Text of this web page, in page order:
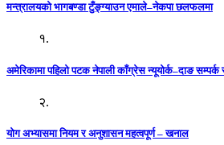
मन्त्रालयको भागबण्डा टुँङ्ग्याउन एमाले–नेकपा छलफलमा
१.
अमेरिकामा पहिलो पटक नेपाली काँग्रेस न्यूयोर्क–दाङ सम्पर्क
२.
योग अभ्यासमा नियम र अनुशासन महत्वपूर्ण – खनाल